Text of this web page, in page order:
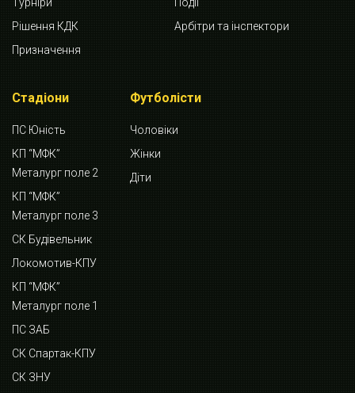
Рішення КДК
Арбітри та інспектори
Призначення
Стадіони
ПС Юність
КП “МФК”
Металург поле 2
КП “МФК”
Металург поле 3
СК Будівельник
Локомотив-КПУ
КП “МФК”
Металург поле 1
ПС ЗАБ
СК Спартак-КПУ
СК ЗНУ
Футболісти
Чоловіки
Жінки
Діти